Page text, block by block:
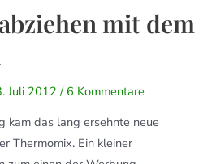
mit dem
Juli 2012 / 6 Kommentare
kam das lang ersehnte neue
Thermomix. Ein kleiner